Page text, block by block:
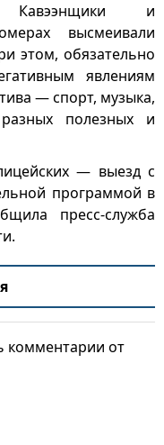
Кавээнщики и
высмеивали
этом, обязательно
явлениям
— спорт, музыка,
полезных и
— выезд с
программой в
пресс-служба
комментарии от